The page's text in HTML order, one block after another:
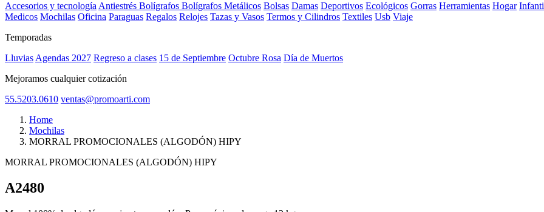
Accesorios y tecnología Antiestrés Bolígrafos Bolígrafos Metálicos Bolsas Damas Deportivos Ecológicos Gorras Herramientas Hogar
Medicos Mochilas Oficina Paraguas Regalos Relojes Tazas y Vasos Termos y Cilindros Textiles Usb Viaje
Temporadas
Lluvias Agendas 2027 Regreso a clases 15 de Septiembre Octubre Rosa Día de Muertos
Mejoramos cualquier cotización
55.5203.0610 ventas@promoarti.com
Home
Mochilas
MORRAL PROMOCIONALES (ALGODÓN) HIPY
MORRAL PROMOCIONALES (ALGODÓN) HIPY
A2480